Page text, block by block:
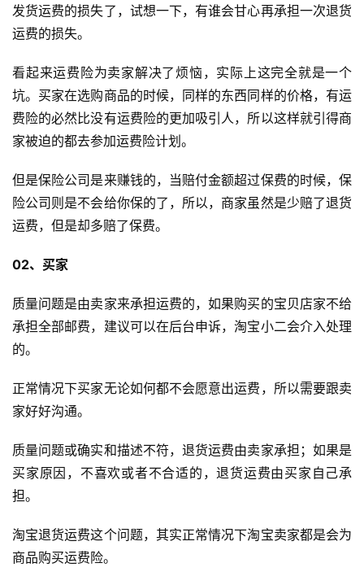
首
球
开
店
跨
境
科
社
营
销
发货运费的损失了，试想一下，有谁会甘心再承担一次退货
运费的损失。
看起来运费险为卖家解决了烦恼，实际上这完全就是一个
坑。买家在选购商品的时候，同样的东西同样的价格，有运
费险的必然比没有运费险的更加吸引人，所以这样就引得商
家被迫的都去参加运费险计划。
但是保险公司是来赚钱的，当赔付金额超过保费的时候，保
险公司则是不会给你保的了，所以，商家虽然是少赔了退货
运费，但是却多赔了保费。
02、买家
质量问题是由卖家来承担运费的，如果购买的宝贝店家不给
承担全部邮费，建议可以在后台申诉，淘宝小二会介入处理
的。
正常情况下买家无论如何都不会愿意出运费，所以需要跟卖
家好好沟通。
质量问题或确实和描述不符，退货运费由卖家承担；如果是
买家原因，不喜欢或者不合适的，退货运费由买家自己承
担。
淘宝退货运费这个问题，其实正常情况下淘宝卖家都是会为
商品购买运费险。